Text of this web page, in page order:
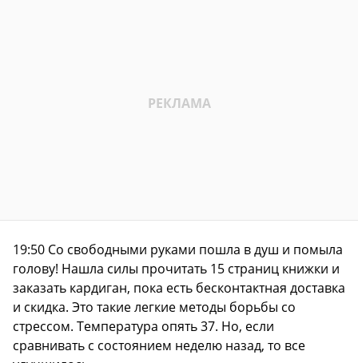
19:50 Со свободными руками пошла в душ и помыла
голову! Нашла силы прочитать 15 страниц книжки и
заказать кардиган, пока есть бесконтактная доставка
и скидка. Это такие легкие методы борьбы со
стрессом. Температура опять 37. Но, если
сравнивать с состоянием неделю назад, то все